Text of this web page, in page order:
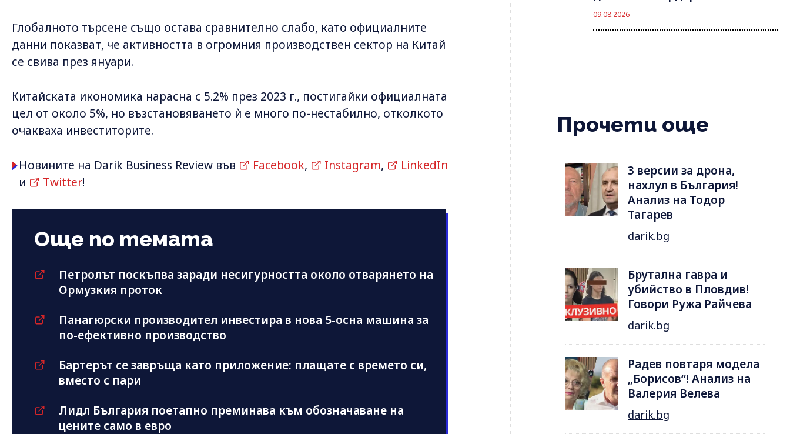
Глобалното търсене също остава сравнително слабо, като официалните
данни показват, че активността в огромния производствен сектор на Китай
се свива през януари.
Китайската икономика нарасна с 5.2% през 2023 г., постигайки официалната
цел от около 5%, но възстановяването ѝ е много по-нестабилно, отколкото
очакваха инвеститорите.
Новините на Darik Business Review във Facebook, Instagram,
LinkedIn
и
Twitter!
Още по темата
Петролът поскъпва заради несигурността около отварянето на
Ормузкия проток
Панагюрски производител инвестира в нова 5-осна машина за
по-ефективно производство
Бартерът се завръща като приложение: плащате с времето си,
вместо с пари
Лидл България поетапно преминава към обозначаване на
цените само в евро
09.08.2026
Прочети още
3 версии за дрона,
нахлул в България!
Анализ на Тодор
Тагарев
darik.bg
Брутална гавра и
убийство в Пловдив!
Говори Ружа Райчева
darik.bg
Радев повтаря модела
„Борисов“! Анализ на
Валерия Велева
darik.bg